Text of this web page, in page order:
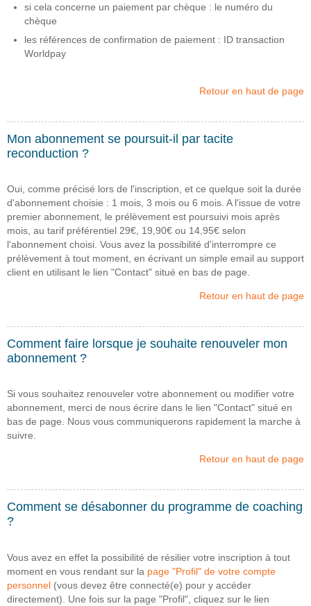
si cela concerne un paiement par chèque : le numéro du
chèque
les références de confirmation de paiement : ID transaction
Worldpay
Retour en haut de page
Mon abonnement se poursuit-il par tacite
reconduction ?
Oui, comme précisé lors de l'inscription, et ce quelque soit la durée
d'abonnement choisie : 1 mois, 3 mois ou 6 mois. A l'issue de votre
premier abonnement, le prélèvement est poursuivi mois après
mois, au tarif préférentiel 29€, 19,90€ ou 14,95€ selon
l'abonnement choisi. Vous avez la possibilité d'interrompre ce
prélèvement à tout moment, en écrivant un simple email au support
client en utilisant le lien "Contact" situé en bas de page.
Retour en haut de page
Comment faire lorsque je souhaite renouveler mon
abonnement ?
Si vous souhaitez renouveler votre abonnement ou modifier votre
abonnement, merci de nous écrire dans le lien "Contact" situé en
bas de page. Nous vous communiquerons rapidement la marche à
suivre.
Retour en haut de page
Comment se désabonner du programme de coaching
?
Vous avez en effet la possibilité de résilier votre inscription à tout
moment en vous rendant sur la page "Profil" de votre compte
personnel (vous devez être connecté(e) pour y accéder
directement). Une fois sur la page "Profil", cliquez sur le lien